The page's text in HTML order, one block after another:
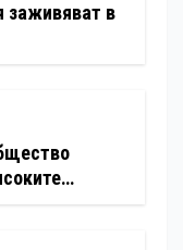
заживяват в